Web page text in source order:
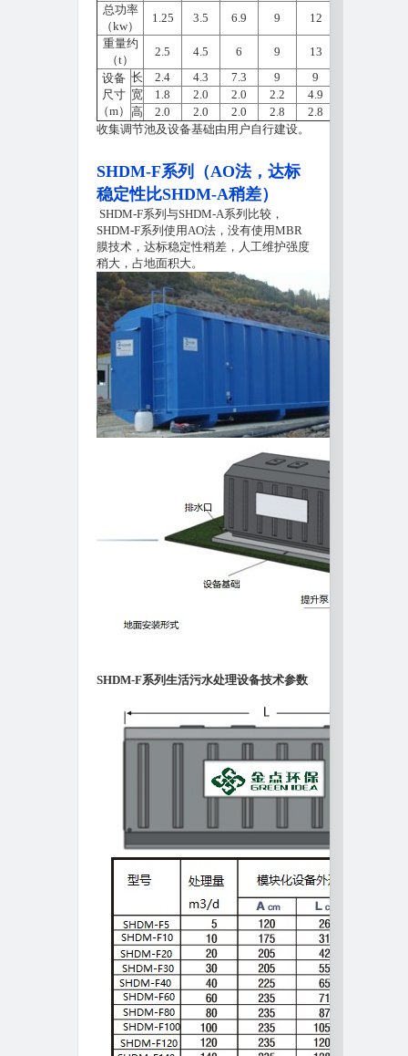
总功率
（kw）
1.25 3.5 6.9 9 12
重量约
（t）
2.5 4.5 6 9 13
设备
尺寸
（m）
长 2.4 4.3 7.3 9 9
宽
1.8 2.0 2.0 2.2 4.9
高
2.0 2.0 2.0 2.8 2.8
收集调节池及设备基础由用户自行建设。
SHDM-F系列（AO法，达标
稳定性比SHDM-A稍差）
SHDM-F系列与SHDM-A系列比较，
SHDM-F系列使用AO法，没有使用MBR
膜技术，达标稳定性稍差，人工维护强度
稍大，占地面积大。
SHDM-F系列生活污水处理设备技术参数